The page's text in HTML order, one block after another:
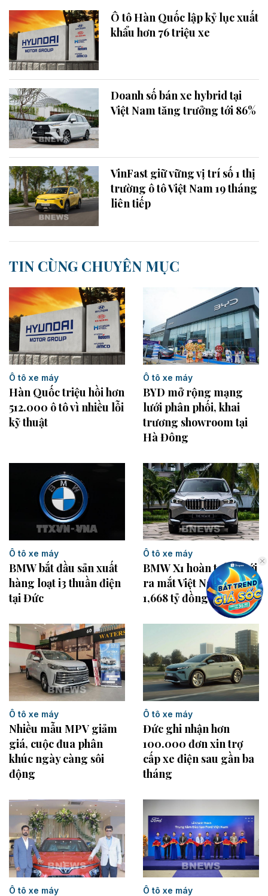
Ô tô Hàn Quốc lập kỷ lục xuất
khẩu hơn 76 triệu xe
Doanh số bán xe hybrid tại
Việt Nam tăng trưởng tới 86%
VinFast giữ vững vị trí số 1 thị
trường ô tô Việt Nam 19 tháng
liên tiếp
TIN CÙNG CHUYÊN MỤC
Ô tô xe máy
Hàn Quốc triệu hồi hơn
512.000 ô tô vì nhiều lỗi
kỹ thuật
Ô tô xe máy
BYD mở rộng mạng
lưới phân phối, khai
trương showroom tại
Hà Đông
Ô tô xe máy
BMW bắt đầu sản xuất
hàng loạt i3 thuần điện
tại Đức
Ô tô xe máy
BMW X1 hoàn toàn mới
ra mắt Việt Nam, giá từ
1,668 tỷ đồng
Ô tô xe máy
Nhiều mẫu MPV giảm
giá, cuộc đua phân
khúc ngày càng sôi
động
Ô tô xe máy
Đức ghi nhận hơn
100.000 đơn xin trợ
cấp xe điện sau gần ba
tháng
Ô tô xe máy Ô tô xe máy